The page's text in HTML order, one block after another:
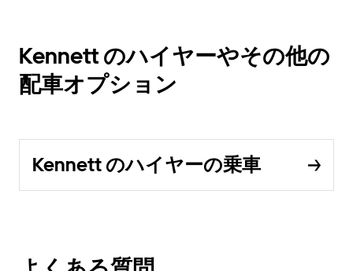
Kennett のハイヤーやその他の
配車オプション
Kennett のハイヤーの乗車